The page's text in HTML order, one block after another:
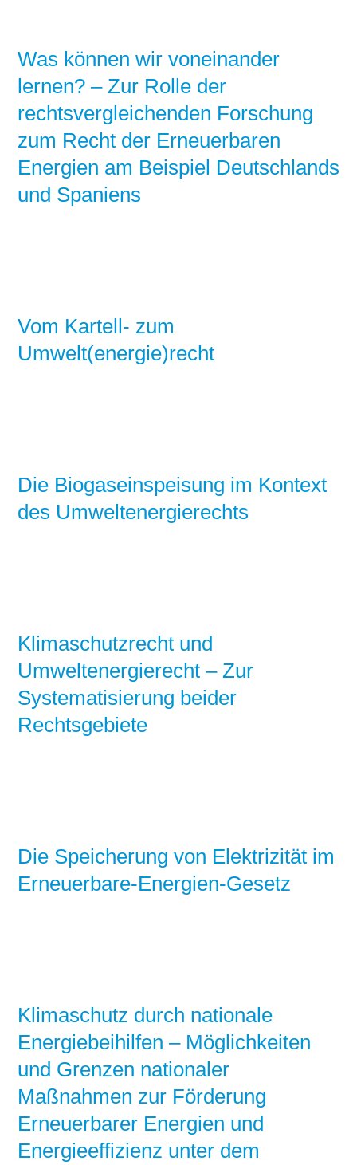
Was können wir voneinander
lernen? – Zur Rolle der
rechtsvergleichenden Forschung
zum Recht der Erneuerbaren
Energien am Beispiel Deutschlands
und Spaniens
Vom Kartell- zum
Umwelt(energie)recht
Die Biogaseinspeisung im Kontext
des Umweltenergierechts
Klimaschutzrecht und
Umweltenergierecht – Zur
Systematisierung beider
Rechtsgebiete
Die Speicherung von Elektrizität im
Erneuerbare-Energien-Gesetz
Klimaschutz durch nationale
Energiebeihilfen – Möglichkeiten
und Grenzen nationaler
Maßnahmen zur Förderung
Erneuerbarer Energien und
Energieeffizienz unter dem